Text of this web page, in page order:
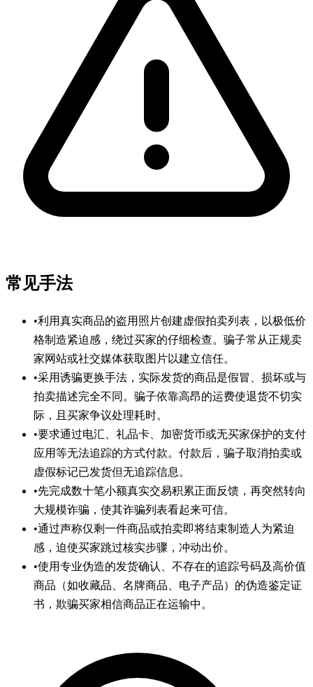
常见手法
•利用真实商品的盗用照片创建虚假拍卖列表，以极低价
格制造紧迫感，绕过买家的仔细检查。骗子常从正规卖
家网站或社交媒体获取图片以建立信任。
•采用诱骗更换手法，实际发货的商品是假冒、损坏或与
拍卖描述完全不同。骗子依靠高昂的运费使退货不切实
际，且买家争议处理耗时。
•要求通过电汇、礼品卡、加密货币或无买家保护的支付
应用等无法追踪的方式付款。付款后，骗子取消拍卖或
虚假标记已发货但无追踪信息。
•先完成数十笔小额真实交易积累正面反馈，再突然转向
大规模诈骗，使其诈骗列表看起来可信。
•通过声称仅剩一件商品或拍卖即将结束制造人为紧迫
感，迫使买家跳过核实步骤，冲动出价。
•使用专业伪造的发货确认、不存在的追踪号码及高价值
商品（如收藏品、名牌商品、电子产品）的伪造鉴定证
书，欺骗买家相信商品正在运输中。